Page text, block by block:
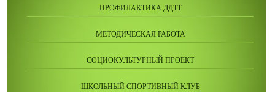
ПРОФИЛАКТИКА ДДТТ
МЕТОДИЧЕСКАЯ РАБОТА
СОЦИОКУЛЬТУРНЫЙ ПРОЕКТ
ШКОЛЬНЫЙ СПОРТИВНЫЙ КЛУБ